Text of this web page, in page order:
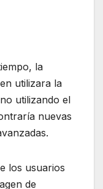
la
utilizara la
utilizando el
nuevas
los usuarios
de